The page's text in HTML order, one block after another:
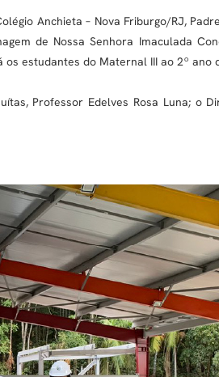
Anchieta – Nova Friburgo/RJ,
de Nossa Senhora Imaculada
estudantes do Maternal III ao 2º ano
Professor Edelves Rosa Luna; o